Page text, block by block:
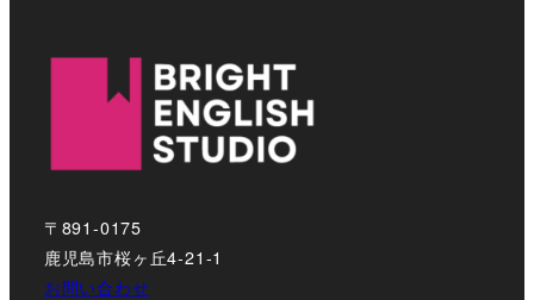
〒891-0175
鹿児島市桜ヶ丘4-21-1
お問い合わせ